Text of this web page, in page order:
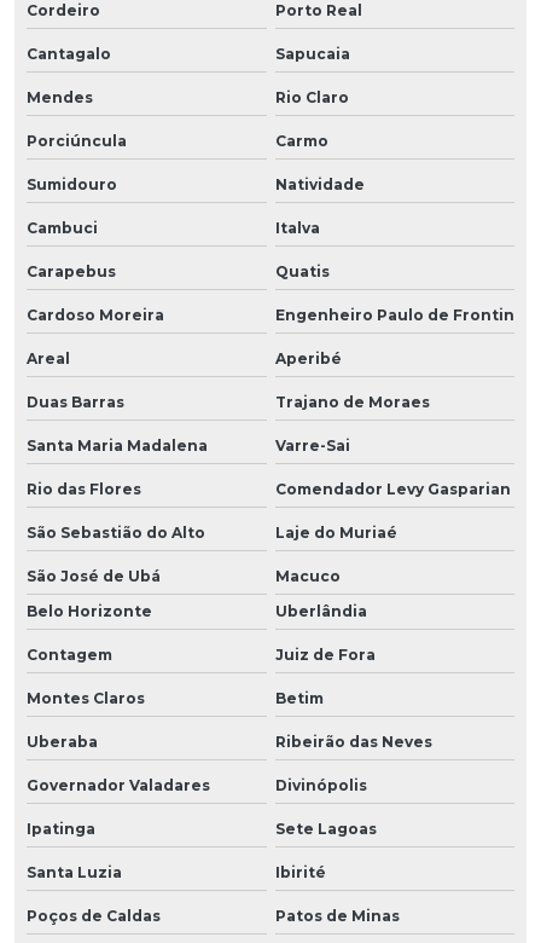
Cordeiro Porto Real
Cantagalo Sapucaia
Mendes Rio Claro
Porciúncula Carmo
Sumidouro Natividade
Cambuci Italva
Carapebus Quatis
Cardoso Moreira Engenheiro Paulo de Frontin
Areal Aperibé
Duas Barras Trajano de Moraes
Santa Maria Madalena Varre-Sai
Rio das Flores Comendador Levy Gasparian
São Sebastião do Alto Laje do Muriaé
São José de Ubá
Macuco
Belo Horizonte
Uberlândia
Contagem Juiz de Fora
Montes Claros Betim
Uberaba Ribeirão das Neves
Governador Valadares Divinópolis
Ipatinga Sete Lagoas
Santa Luzia Ibirité
Poços de Caldas Patos de Minas